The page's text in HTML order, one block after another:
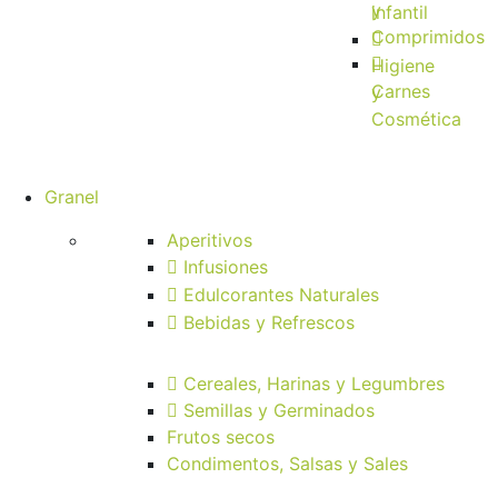
y
Comprimidos
Carnes
infantil
Higiene
y
Cosmética
Granel
Aperitivos
Infusiones
Edulcorantes Naturales
Bebidas y Refrescos
Cereales, Harinas y Legumbres
Semillas y Germinados
Frutos secos
Condimentos, Salsas y Sales